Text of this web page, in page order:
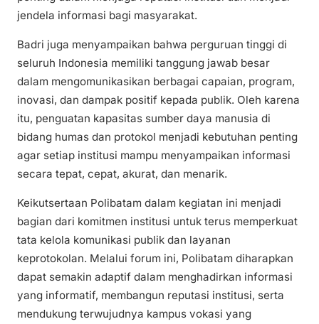
jendela informasi bagi masyarakat.
Badri juga menyampaikan bahwa perguruan tinggi di
seluruh Indonesia memiliki tanggung jawab besar
dalam mengomunikasikan berbagai capaian, program,
inovasi, dan dampak positif kepada publik. Oleh karena
itu, penguatan kapasitas sumber daya manusia di
bidang humas dan protokol menjadi kebutuhan penting
agar setiap institusi mampu menyampaikan informasi
secara tepat, cepat, akurat, dan menarik.
Keikutsertaan Polibatam dalam kegiatan ini menjadi
bagian dari komitmen institusi untuk terus memperkuat
tata kelola komunikasi publik dan layanan
keprotokolan. Melalui forum ini, Polibatam diharapkan
dapat semakin adaptif dalam menghadirkan informasi
yang informatif, membangun reputasi institusi, serta
mendukung terwujudnya kampus vokasi yang